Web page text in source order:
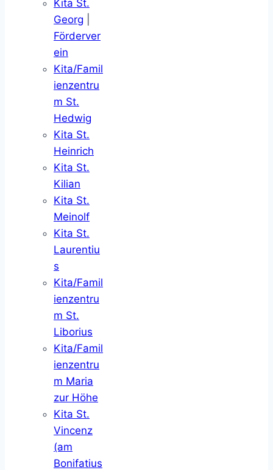
Kita St.
Georg
Förderver
ein
Kita/Famil
ienzentru
m St.
Hedwig
Kita St.
Heinrich
Kita St.
Kilian
Kita St.
Meinolf
Kita St.
Laurentiu
s
Kita/Famil
ienzentru
m St.
Liborius
Kita/Famil
ienzentru
m Maria
zur Höhe
Kita St.
Vincenz
(am
Bonifatius